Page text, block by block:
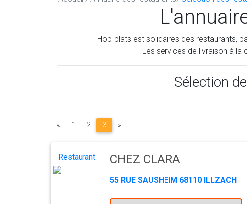
Hop-plats est solidaires des restaurants,
Les services de livraison à la
Sélection
« Précédent
1 2 3 »
Restaurant CHEZ CLARA
55 RUE SAUSHEIM 68110 ILLZACH